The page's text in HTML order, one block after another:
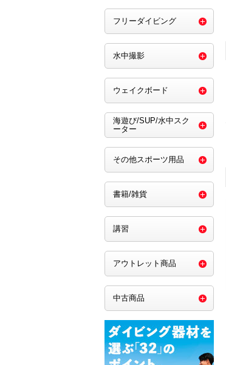
フリーダイビング
水中撮影
ウェイクボード
海遊び/SUP/水中スク
ーター
その他スポーツ用品
書籍/雑貨
講習
アウトレット商品
中古商品